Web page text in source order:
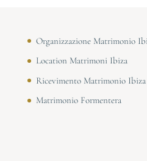
Organizzazione Matrimonio
Location Matrimoni Ibiza
Ricevimento Matrimonio Ibiza
Matrimonio Formentera